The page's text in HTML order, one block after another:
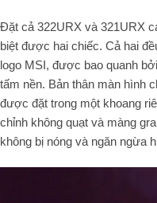
Đặt cả 322URX và 321URX
biệt được hai chiếc. Cả hai
logo MSI, được bao quanh
tấm nền. Bản thân màn hình
được đặt trong một khoang
chỉnh không quạt và màng
không bị nóng và ngăn ngừa